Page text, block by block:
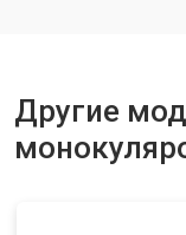
Другие